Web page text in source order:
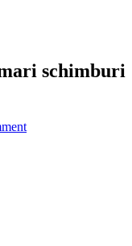
schimburi